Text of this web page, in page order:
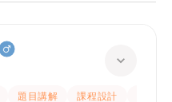
題目講解 課程設計